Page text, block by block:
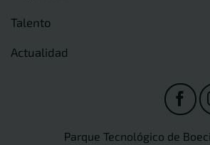
Talento
Actualidad
Parque Tecnológico de